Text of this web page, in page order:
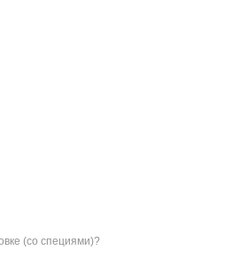
(со специями)?